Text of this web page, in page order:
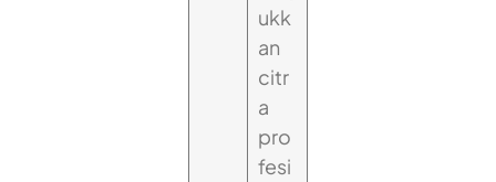
ukk
an
citr
a
pro
fesi